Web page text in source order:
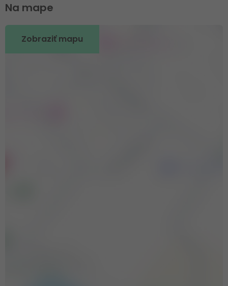
Na mape
Zobraziť mapu